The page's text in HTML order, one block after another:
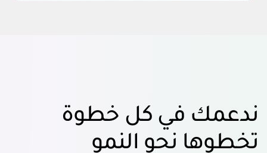
ندعمك في كل خطوة
تخطوها نحو النمو